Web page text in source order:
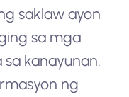
saklaw ayon
sa mga
kanayunan.
ng